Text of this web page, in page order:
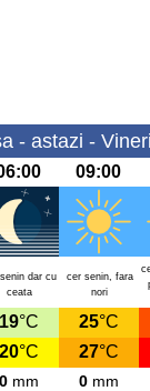
- astazi -
09:00
dar cu
ceata
cer senin, fara
nori
19°C 25°C
20°C 27°C
0mm 0mm